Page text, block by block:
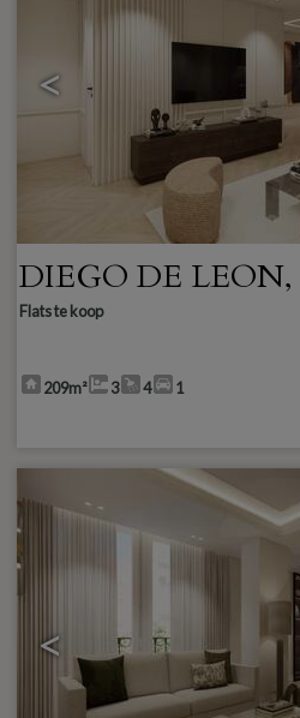
<
DIEGO DE LEON,
Flats te koop
209m² 3 4 1
<